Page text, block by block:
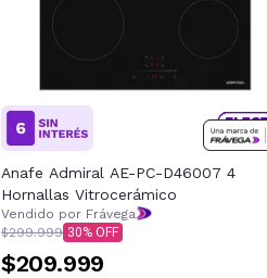
Anafe Admiral AE-PC-D46007 4
Hornallas Vitrocerámico
Vendido por Frávega
$299.999 30
$209.999